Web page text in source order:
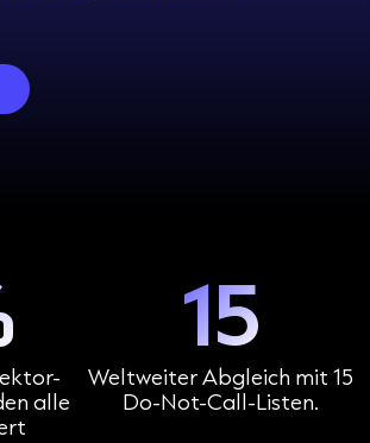
alle
15
Weltweiter Abgleich mit 15
Do-Not-Call-Listen.